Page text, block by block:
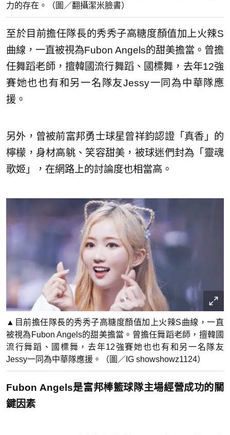
力的存在。（圖／翻攝潔米臉書）
至於目前擔任隊長的秀秀子高糖度顏值加上火辣S
曲線，一直被視為Fubon Angels的甜美擔當。曾擔
任舞蹈老師，擅韓國流行舞蹈、國標舞，去年12強
賽她也也有和另一名隊友Jessy一同為中華隊應
援。
另外，曾被前富邦勇士球星曾祥鈞認證「真香」的
檸檬，身材高䠷、笑容甜美，被球迷們封為「靈魂
歌姬」，在網路上的討論度也相當高。
▲目前擔任隊長的秀秀子高糖度顏值加上火辣S曲線，一直
被視為Fubon Angels的甜美擔當。曾擔任舞蹈老師，擅韓國
流行舞蹈、國標舞，去年12強賽她也也有和另一名隊友
Jessy一同為中華隊應援。（圖／IG showshowz1124）
Fubon Angels是富邦棒籃球隊主場經營成功的關
鍵因素